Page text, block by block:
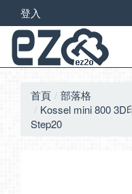
登入
首頁
部落格
Kossel mini 800 3D
Step20